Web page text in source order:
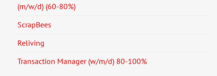
(m/w/d) (60-80%)
ScrapBees
Reliving
Transaction Manager (w/m/d) 80-100%